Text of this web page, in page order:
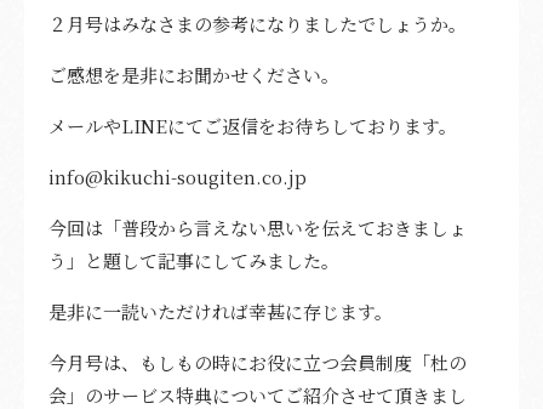
会社概要
採用情報
２月号はみなさまの参考になりましたでしょうか。
ご感想を是非にお聞かせください。
メールやLINEにてご返信をお待ちしております。
info@kikuchi-sougiten.co.jp
今回は「普段から言えない思いを伝えておきましょ
う」と題して記事にしてみました。
是非に一読いただければ幸甚に存じます。
今月号は、もしもの時にお役に立つ会員制度「杜の
会」のサービス特典についてご紹介させて頂きまし